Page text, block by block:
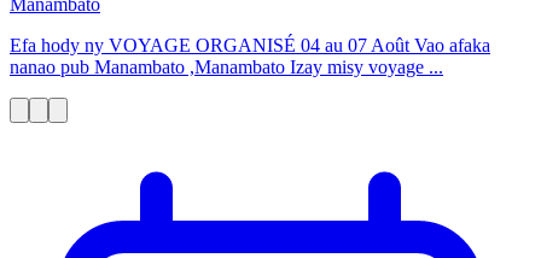
Efa hody ny VOYAGE ORGANISÉ 04 au 07 Août Vao afaka
nanao pub Manambato ,Manambato Izay misy voyage ...